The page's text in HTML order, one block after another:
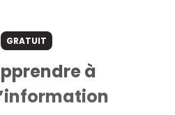
GRATUIT
à